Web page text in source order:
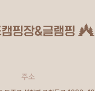
주소